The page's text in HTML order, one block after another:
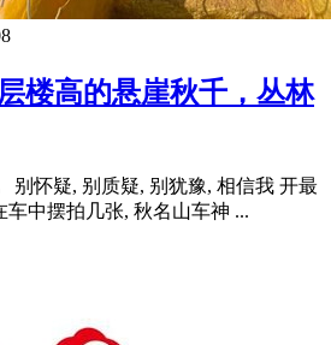
楼高的悬崖秋千，丛林
别怀疑, 别质疑, 别犹豫, 相信我 开最
中摆拍几张, 秋名山车神 ...